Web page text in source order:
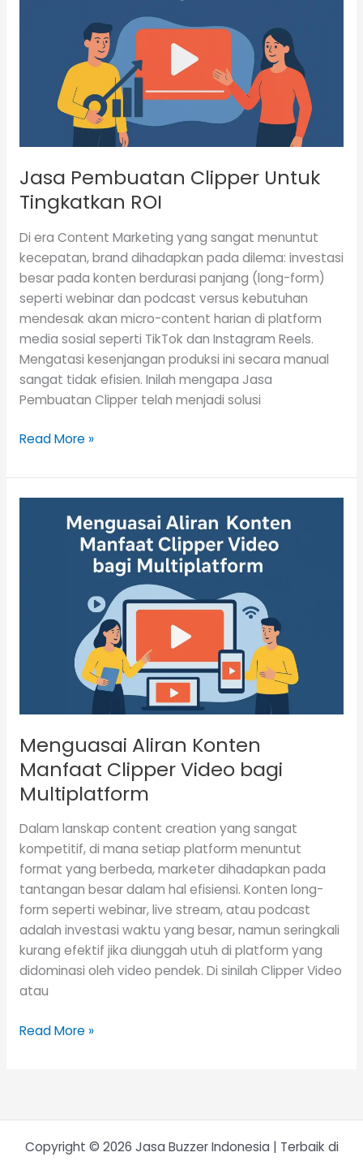
Jasa Pembuatan Clipper Untuk
Tingkatkan ROI
Di era Content Marketing yang sangat menuntut
kecepatan, brand dihadapkan pada dilema: investasi
besar pada konten berdurasi panjang (long-form)
seperti webinar dan podcast versus kebutuhan
mendesak akan micro-content harian di platform
media sosial seperti TikTok dan Instagram Reels.
Mengatasi kesenjangan produksi ini secara manual
sangat tidak efisien. Inilah mengapa Jasa
Pembuatan Clipper telah menjadi solusi
Read More »
Menguasai Aliran Konten
Manfaat Clipper Video bagi
Multiplatform
Dalam lanskap content creation yang sangat
kompetitif, di mana setiap platform menuntut
format yang berbeda, marketer dihadapkan pada
tantangan besar dalam hal efisiensi. Konten long-
form seperti webinar, live stream, atau podcast
adalah investasi waktu yang besar, namun seringkali
kurang efektif jika diunggah utuh di platform yang
didominasi oleh video pendek. Di sinilah Clipper Video
atau
Multiplatform
Read More »
Copyright © 2026 Jasa Buzzer Indonesia | Terbaik di